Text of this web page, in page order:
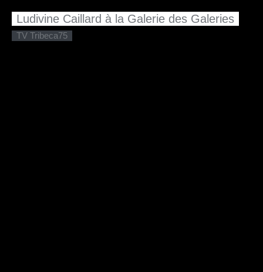
Ludivine Caillard à la Galerie des Galeries
TV Tribeca75